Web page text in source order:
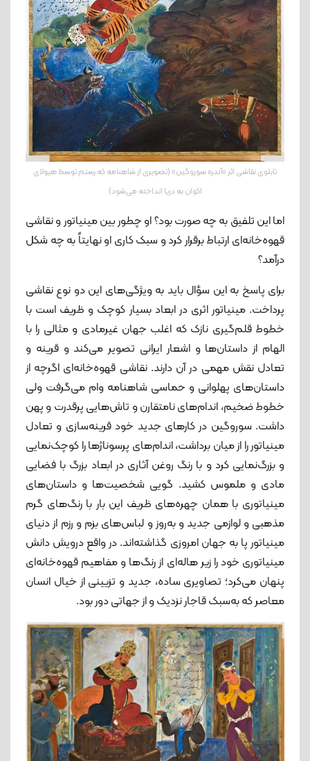
تابلوی نقاشی اثر «آندره سوروگین» (تصویری از شاهنامه که رستم توسط هیولای
اکوان به دریا انداخته می‌شود)
اما این تلفیق به چه صورت بود؟ او چطور بین مینیاتور و نقاشی
قهوه‌خانه‌ای ارتباط برقرار کرد و سبک کاری او نهایتاً به چه شکل
درآمد؟
برای پاسخ به این سؤال باید به ویژگی‌های این دو نوع نقاشی
پرداخت. مینیاتور اثری در ابعاد بسیار کوچک و ظریف است با
خطوط قلم‌گیری نازک که اغلب جهان غیرمادی و مثالی را با
الهام از داستان‌ها و اشعار ایرانی تصویر می‌کند و قرینه و
تعادل نقش مهمی در آن دارند. نقاشی قهوه‌خانه‌ای اگرچه از
داستان‌های پهلوانی و حماسی شاهنامه وام می‌گرفت ولی
خطوط ضخیم، اندام‌های نامتقارن و تاش‌هایی پرقدرت و پهن
داشت. سوروگین در کارهای جدید خود قرینه‌سازی و تعادل
مینیاتور را از میان برداشت، اندام‌های پرسوناژ‌ها را کوچک‌نمایی
و بزرگ‌نمایی کرد و با رنگ روغن آثاری در ابعاد بزرگ با فضایی
مادی و ملموس کشید. گویی شخصیت‌ها و داستان‌های
مینیاتوری با همان چهره‌های ظریف این بار با رنگ‌های گرم
مذهبی و لوازمی جدید و به‌روز و لباس‌های بزم و رزم از دنیای
مینیاتور پا به جهان امروزی گذاشته‌اند. در واقع درویش دانش
مینیاتوری خود را زیر هاله‌ای از رنگ‌ها و مفاهیم قهوه‌خانه‌ای
پنهان می‌کرد؛ تصاویری ساده، جدید و تزیینی از خیال انسان
معاصر که به‌سبک قاجار نزدیک و از جهاتی دور بود.